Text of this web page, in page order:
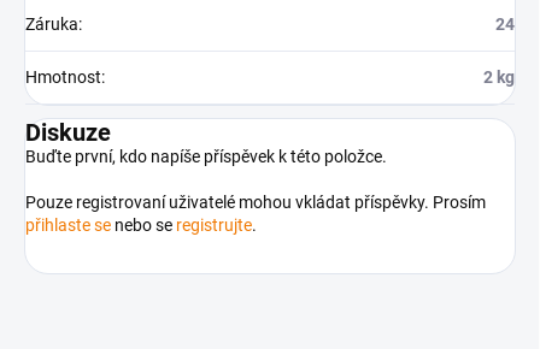
Záruka: 24
Hmotnost: 2 kg
Diskuze
Buďte první, kdo napíše příspěvek k této položce.
Pouze registrovaní uživatelé mohou vkládat příspěvky. Prosím
přihlaste se nebo se registrujte.